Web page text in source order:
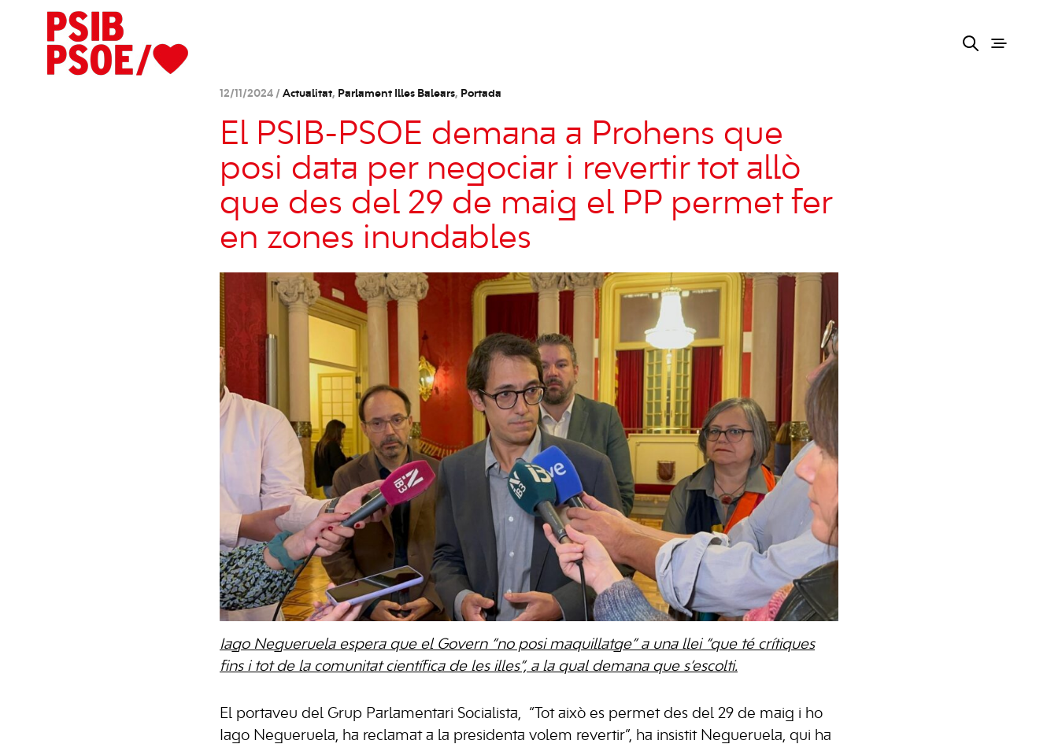
12/11/2024 / Actualitat, Parlament Illes Balears, Portada
El PSIB-PSOE demana a Prohens que
posi data per negociar i revertir tot allò
que des del 29 de maig el PP permet fer
en zones inundables
Iago Negueruela espera que el Govern “no posi maquillatge” a una llei “que té crítiques
fins i tot de la comunitat científica de les illes”, a la qual demana que s’escolti.
El portaveu del Grup Parlamentari Socialista,
Iago Negueruela, ha reclamat a la presidenta
“Tot això es permet des del 29 de maig i ho
volem revertir”, ha insistit Negueruela, qui ha